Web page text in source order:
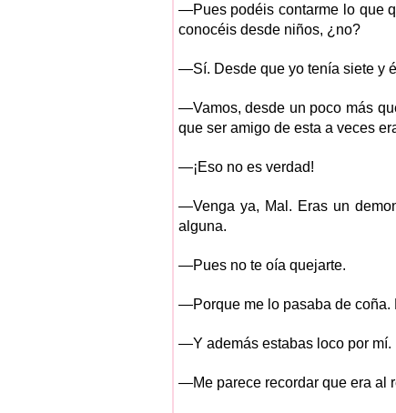
—Pues podéis contarme lo que
conocéis desde niños, ¿no?
—Sí. Desde que yo tenía siete y
—Vamos, desde un poco más
que ser amigo de esta a veces
—¡Eso no es verdad!
—Venga ya, Mal. Eras un
alguna.
—Pues no te oía quejarte.
—Porque me lo pasaba de coña.
—Y además estabas loco por mí.
—Me parece recordar que era al